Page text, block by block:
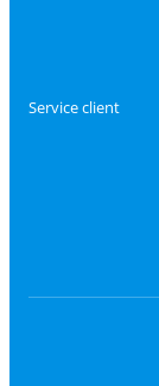
Service client